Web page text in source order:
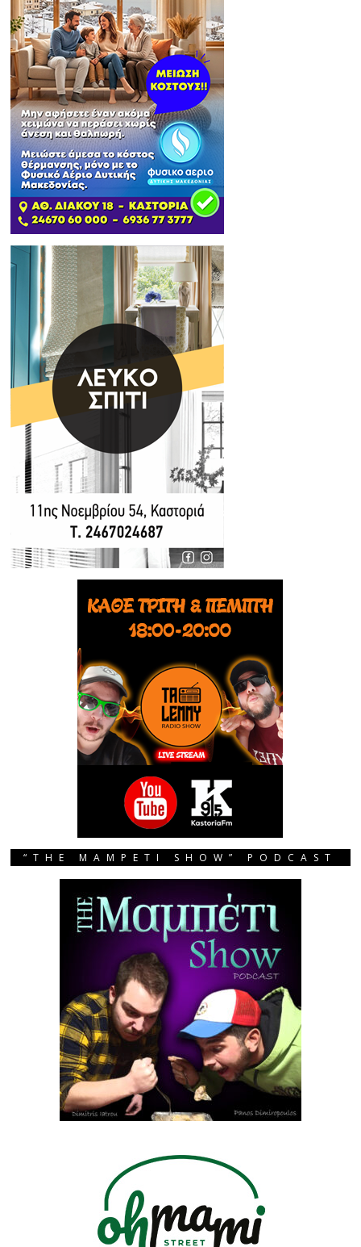
“THE MAMPETI SHOW” PODCAST